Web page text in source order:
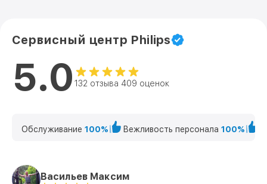
Сервисный центр Philips
5.0 132 отзыва 409 оценок
Обслуживание 100% Вежливость персонала 100%
Васильев Максим